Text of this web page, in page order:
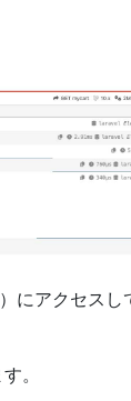
アクセスし
。